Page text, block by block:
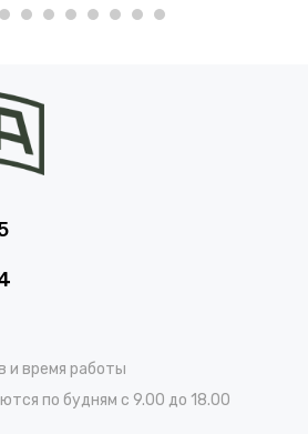
и время работы
по будням с 9.00 до 18.00